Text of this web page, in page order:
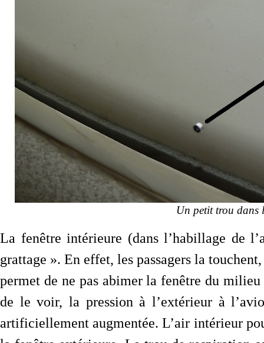
Un petit trou dans
La fenêtre intérieure (dans l’habillage de
grattage ». En effet, les passagers la
permet de ne pas abimer la fenêtre du
de le voir, la pression à l’extérieur à
artificiellement augmentée. L’air intérieur